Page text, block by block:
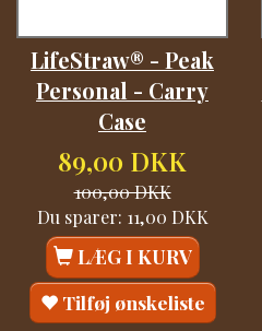
LifeStraw® - Peak
Personal - Carry
Case
89,00 DKK
100,00 DKK
Du sparer: 11,00 DKK
LÆG I KURV
Tilføj ønskeliste